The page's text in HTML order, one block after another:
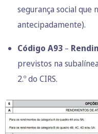
segurança social que
antecipadamente).
Código A93 –
previstos na
2.º do CIRS.